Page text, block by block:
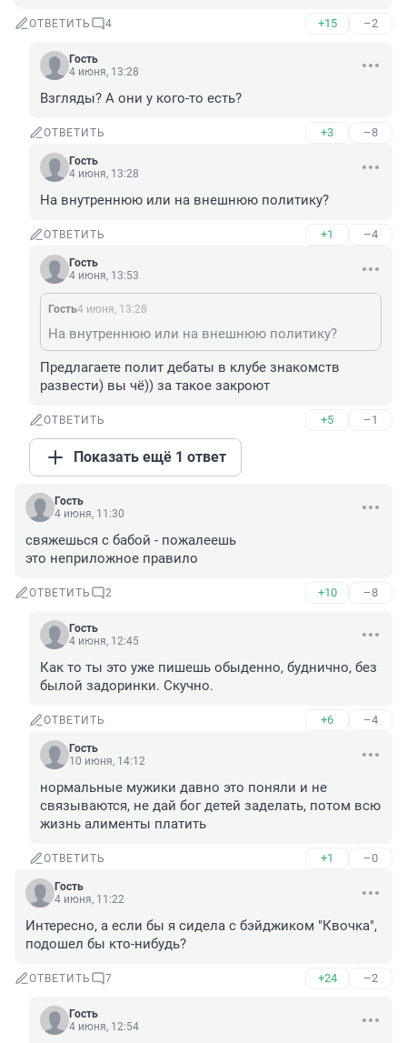
ОТВЕТИТЬ 4 +15 –2
Гость
4 июня, 13:28
Взгляды? А они у кого-то есть?
ОТВЕТИТЬ +3 –8
Гость
4 июня, 13:28
На внутреннюю или на внешнюю политику?
ОТВЕТИТЬ +1 –4
Гость
4 июня, 13:53
Гость4 июня, 13:28
На внутреннюю или на внешнюю политику?
Предлагаете полит дебаты в клубе знакомств
развести) вы чё)) за такое закроют
ОТВЕТИТЬ +5 –1
Показать ещё 1 ответ
Гость
4 июня, 11:30
свяжешься с бабой - пожалеешь
это неприложное правило
ОТВЕТИТЬ 2 +10 –8
Гость
4 июня, 12:45
Как то ты это уже пишешь обыденно, буднично, без
былой задоринки. Скучно.
ОТВЕТИТЬ +6 –4
Гость
10 июня, 14:12
нормальные мужики давно это поняли и не
связываются, не дай бог детей заделать, потом всю
жизнь алименты платить
ОТВЕТИТЬ +1 –0
Гость
4 июня, 11:22
Интересно, а если бы я сидела с бэйджиком "Квочка",
подошел бы кто-нибудь?
ОТВЕТИТЬ 7 +24 –2
Гость
4 июня, 12:54